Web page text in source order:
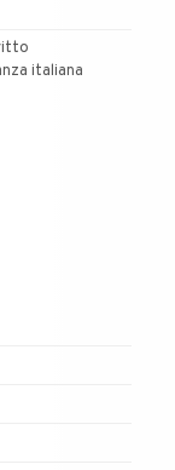
italiana